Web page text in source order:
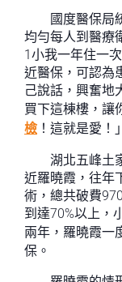
國度醫保局
均勻每人到醫療
1小我一年住一
近醫保，可認為
己說話，興奮地
買下這棟樓，讓
檢 ！這就是愛！
湖北五峰土
近羅曉霞，往年
術，總共破費
到達70%以上，
兩年，羅曉霞一
保。